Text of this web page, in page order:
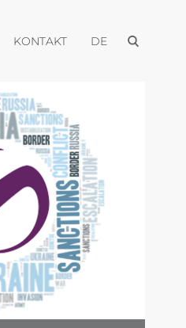
Menü öffnen
KONTAKTMenü öffnen
DE Menü öffnen